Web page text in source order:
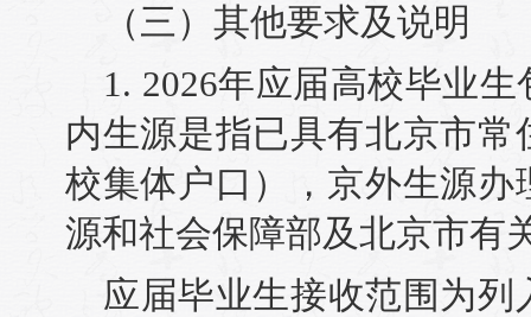
（三）其他要求及说明
1. 2026年应届高校毕业
内生源是指已具有北京市
校集体户口），京外生源
源和社会保障部及北京市有
应届毕业生接收范围为